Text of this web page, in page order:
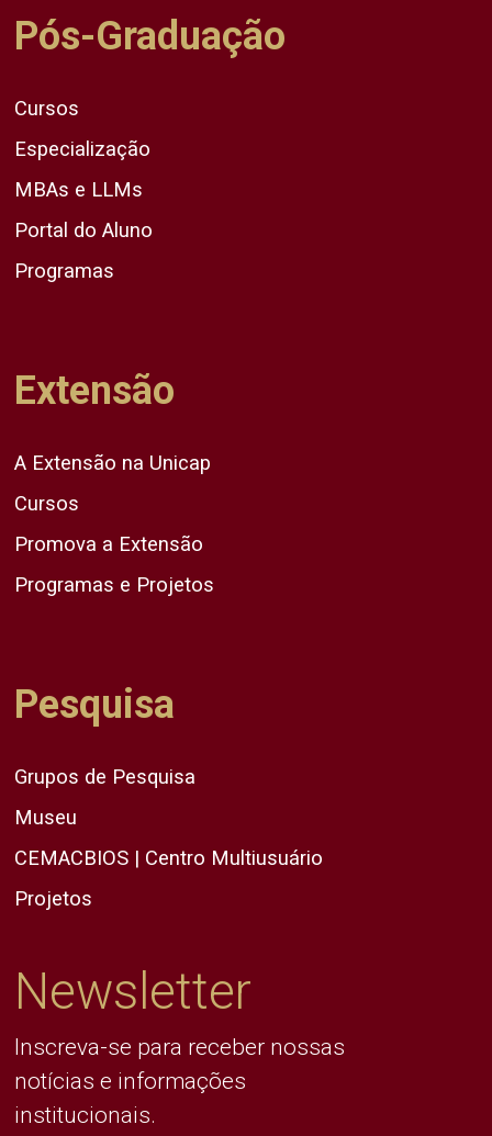
Pós-Graduação
Cursos
Especialização
MBAs e LLMs
Portal do Aluno
Programas
Extensão
A Extensão na Unicap
Cursos
Promova a Extensão
Programas e Projetos
Pesquisa
Grupos de Pesquisa
Museu
CEMACBIOS | Centro Multiusuário
Projetos
Newsletter
Inscreva-se para receber nossas
notícias e informações
institucionais.